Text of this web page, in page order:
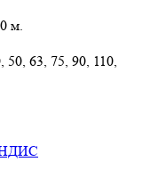
м.
63, 75, 90, 110,